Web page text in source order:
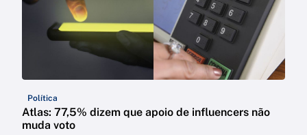
Política
Atlas: 77,5% dizem que apoio de influencers não
muda voto